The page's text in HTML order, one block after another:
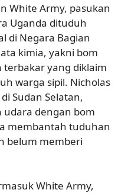
White Army, pasukan
Uganda dituduh
di Negara Bagian
kimia, yakni bom
terbakar yang diklaim
warga sipil. Nicholas
Sudan Selatan,
dengan bom
membantah tuduhan
belum memberi
White Army,